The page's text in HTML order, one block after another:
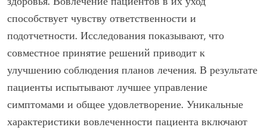
способствует чувству ответственности и
подотчетности. Исследования показывают, что
совместное принятие решений приводит к
улучшению соблюдения планов лечения. В результате
пациенты испытывают лучшее управление
симптомами и общее удовлетворение. Уникальные
характеристики вовлеченности пациента включают